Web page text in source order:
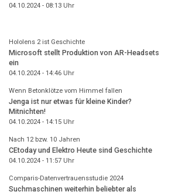
04.10.2024 - 08:13Uhr
Hololens 2 ist Geschichte
Microsoft stellt Produktion von AR-Headsets
ein
04.10.2024 - 14:46Uhr
Wenn Betonklötze vom Himmel fallen
Jenga ist nur etwas für kleine Kinder?
Mitnichten!
04.10.2024 - 14:15Uhr
Nach 12 bzw. 10 Jahren
CEtoday und Elektro Heute sind Geschichte
04.10.2024 - 11:57Uhr
Comparis-Datenvertrauensstudie 2024
Suchmaschinen weiterhin beliebter als